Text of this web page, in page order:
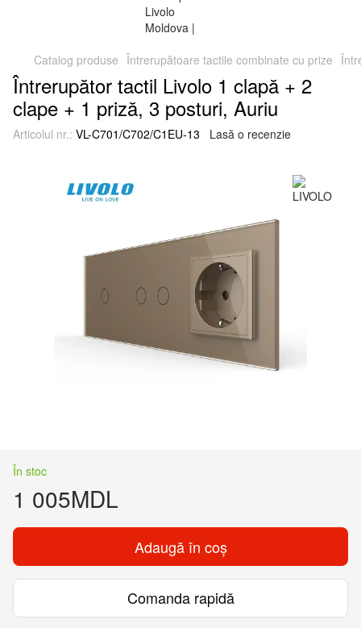
Catalog produse Întrerupătoare tactile combinate cu prize
Întrerupător tactil Livolo 1 clapă + 2
clape + 1 priză, 3 posturi, Auriu
Articolul nr.: VL-C701/C702/C1EU-13 Lasă o recenzie
În stoc
1 005MDL
Adaugă în coș
Comanda rapidă